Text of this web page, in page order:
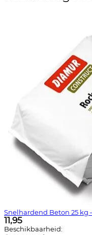
Snelhardend Beton 25 kg
11,95
Beschikbaarheid: